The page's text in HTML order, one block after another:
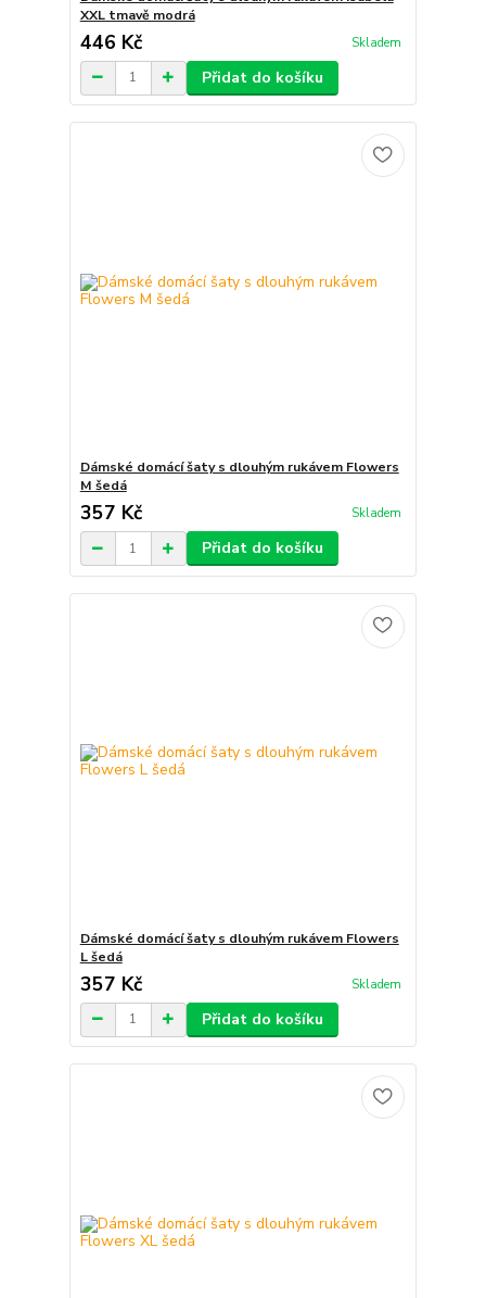
XXL tmavě modrá
446 Kč Skladem
Přidat do košíku
Dámské domácí šaty s dlouhým rukávem Flowers
M šedá
357 Kč Skladem
Přidat do košíku
Dámské domácí šaty s dlouhým rukávem Flowers
L šedá
357 Kč Skladem
Přidat do košíku